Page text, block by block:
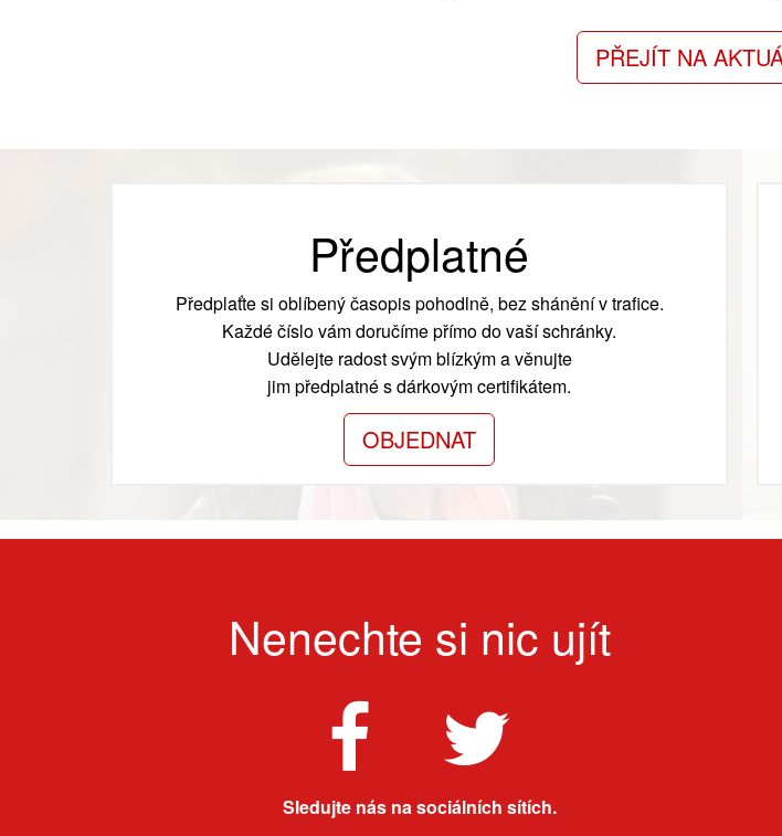
PŘEJÍT NA
Předplatné
Předplaťte si oblíbený časopis pohodlně, bez shánění v trafice.
Každé číslo vám doručíme přímo do vaší schránky.
Udělejte radost svým blízkým a věnujte
jim předplatné s dárkovým certifikátem.
OBJEDNAT
Nenechte si nic ujít
Sledujte nás na sociálních sítích.